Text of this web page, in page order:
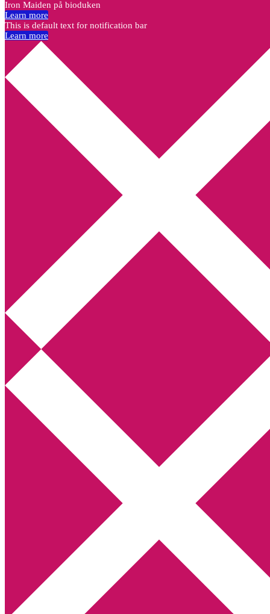
Annikas litteratur- och kulturblogg
Deckare, kriminalromaner, thrillers
Hem
Boktolva
Författarfemman
Kontakt
Webbshop Amazon
Utskriftscentralen
Min tv-blogg
You are here:Home Archives for Stuart McBride
Recension: Flickoffret av James Oswald
Iron Maiden på bioduken
Learn more
This is default text for notification bar
Learn more